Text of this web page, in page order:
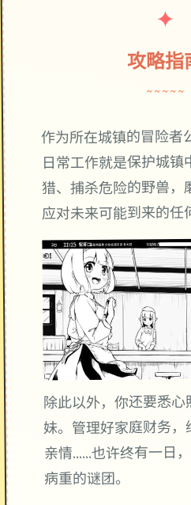
✦
攻略指
~~~~~
作为所在城镇的冒险者
日常工作就是保护城
猎、捕杀危险的野兽，
应对未来可能到来的任
除此以外，你还要悉
妹。管理好家庭财务
亲情……也许终有一日
病重的谜团。